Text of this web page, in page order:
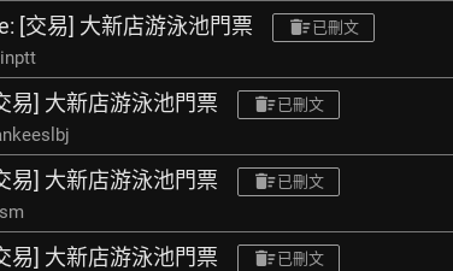
[交易] 大新店游泳池門票 已刪文
易] 大新店游泳池門票 已刪文
易] 大新店游泳池門票 已刪文
易] 大新店游泳池門票 已刪文